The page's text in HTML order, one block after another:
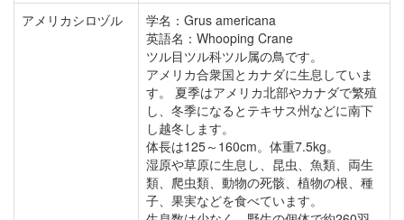
アメリカシロヅル
学名：Grus americana
英語名：Whooping Crane
ツル目ツル科ツル属の鳥です。
アメリカ合衆国とカナダに生息していま
す。 夏季はアメリカ北部やカナダで繁殖
し、冬季になるとテキサス州などに南下
し越冬します。
体長は125～160cm。体重7.5kg。
湿原や草原に生息し、昆虫、魚類、両生
類、爬虫類、動物の死骸、植物の根、種
子、果実などを食べています。